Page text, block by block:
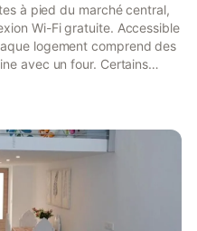
à pied du marché central,
Wi-Fi gratuite. Accessible
logement comprend des
avec un four. Certains
se trouve à 1,5 km de
ville pleine de vie, de
Également connue sou...